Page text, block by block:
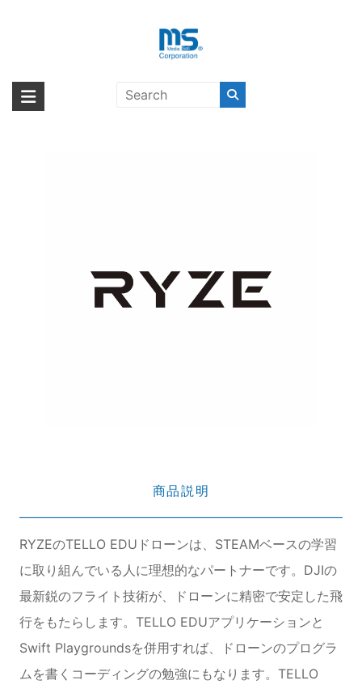
海外輸入ブランド商品｜株式会社
海外事業部が取り揃えている海外輸入商品には、日本では珍しい「海外ブ
ランド」をはじめ「ユニークな商品」「機能的な商品」「コストパフォー
EDU(JP)〔ライズ〕
商品説明
RYZEのTELLO EDUドローンは、STEAMベースの学習
に取り組んでいる人に理想的なパートナーです。DJIの
最新鋭のフライト技術が、ドローンに精密で安定した飛
行をもたらします。TELLO EDUアプリケーションと
Swift Playgroundsを併用すれば、ドローンのプログラ
ムを書くコーディングの勉強にもなります。TELLO